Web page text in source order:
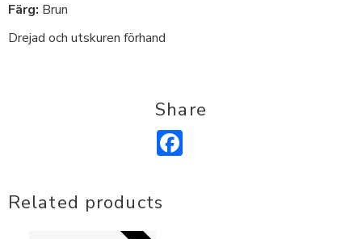
Färg: Brun
Drejad och utskuren förhand
Share
Related products